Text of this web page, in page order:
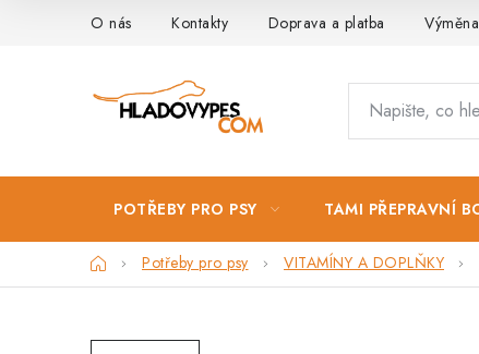
O nás Kontakty Doprava a platba
POTŘEBY PRO PSY TAMI PŘEPRAVNÍ
DomůPotřeby pro psy VITAMÍNY A DOPLŇKY